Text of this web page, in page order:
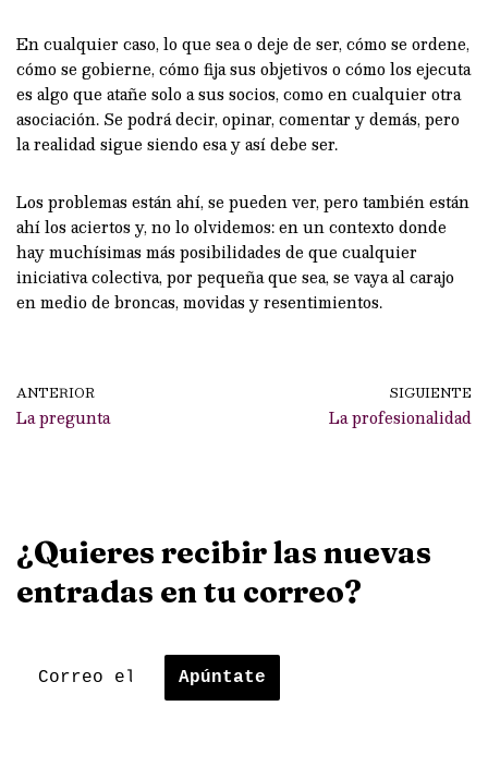
En cualquier caso, lo que sea o deje de ser, cómo se ordene,
cómo se gobierne, cómo fija sus objetivos o cómo los ejecuta
es algo que atañe solo a sus socios, como en cualquier otra
asociación. Se podrá decir, opinar, comentar y demás, pero
la realidad sigue siendo esa y así debe ser.
Los problemas están ahí, se pueden ver, pero también están
ahí los aciertos y, no lo olvidemos: en un contexto donde
hay muchísimas más posibilidades de que cualquier
iniciativa colectiva, por pequeña que sea, se vaya al carajo
en medio de broncas, movidas y resentimientos.
ANTERIOR
La pregunta
SIGUIENTE
La profesionalidad
¿Quieres recibir las nuevas
entradas en tu correo?